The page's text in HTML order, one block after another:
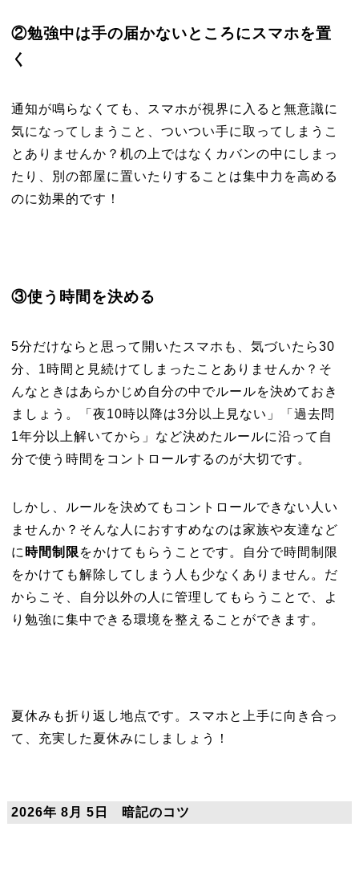
②勉強中は手の届かないところにスマホを置
く
通知が鳴らなくても、スマホが視界に入ると無意識に
気になってしまうこと、ついつい手に取ってしまうこ
とありませんか？机の上ではなくカバンの中にしまっ
たり、別の部屋に置いたりすることは集中力を高める
のに効果的です！
③使う時間を決める
5分だけならと思って開いたスマホも、気づいたら30
分、1時間と見続けてしまったことありませんか？そ
んなときはあらかじめ自分の中でルールを決めておき
ましょう。「夜10時以降は3分以上見ない」「過去問
1年分以上解いてから」など決めたルールに沿って自
分で使う時間をコントロールするのが大切です。
しかし、ルールを決めてもコントロールできない人い
ませんか？そんな人におすすめなのは家族や友達など
に 時間制限 をかけてもらうことです。自分で時間制限
をかけても解除してしまう人も少なくありません。だ
からこそ、自分以外の人に管理してもらうことで、よ
り勉強に集中できる環境を整えることができます。
夏休みも折り返し地点です。スマホと上手に向き合っ
て、充実した夏休みにしましょう！
2026年 8月 5日 暗記のコツ